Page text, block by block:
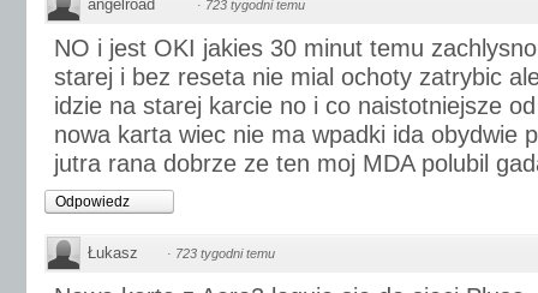
angelroad · 723 tygodni temu
NO i jest OKI jakies 30 minut temu
starej i bez reseta nie mial ochoty zatrybic
idzie na starej karcie no i co naistotniejsze
nowa karta wiec nie ma wpadki ida obydwie
jutra rana dobrze ze ten moj MDA polubil
Odpowiedz
Łukasz · 723 tygodni temu